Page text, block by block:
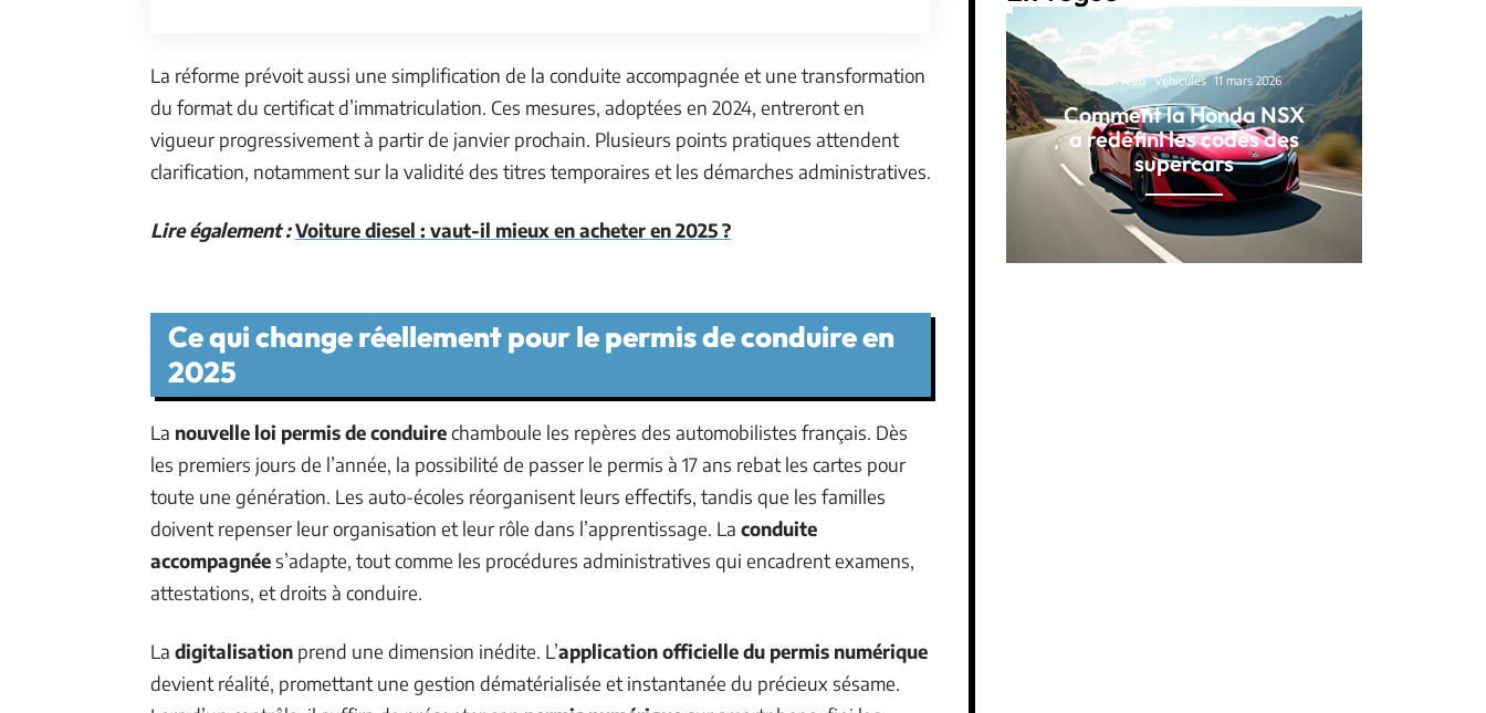
La réforme prévoit aussi une simplification de la conduite accompagnée et une transformation
du format du certificat d’immatriculation. Ces mesures, adoptées en 2024, entreront en
vigueur progressivement à partir de janvier prochain. Plusieurs points pratiques attendent
clarification, notamment sur la validité des titres temporaires et les démarches administratives.
Lire également :Voiture diesel : vaut-il mieux en acheter en 2025 ?
Ce qui change réellement pour le permis de conduire en
2025
La nouvelle loi permis de conduirechamboule les repères des automobilistes français. Dès
les premiers jours de l’année, la possibilité de passer le permis à 17 ans rebat les cartes pour
toute une génération. Les auto-écoles réorganisent leurs effectifs, tandis que les familles
doivent repenser leur organisation et leur rôle dans l’apprentissage. La conduite
accompagnées’adapte, tout comme les procédures administratives qui encadrent examens,
attestations, et droits à conduire.
La digitalisation prend une dimension inédite. L’application officielle du permis numérique
devient réalité, promettant une gestion dématérialisée et instantanée du précieux sésame.
8 min read Véhicules 11 mars 2026
Comment la Honda NSX
a redéfini les codes des
supercars